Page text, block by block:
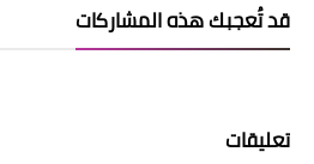
قد تُعجبك هذه المشاركات
تعليقات